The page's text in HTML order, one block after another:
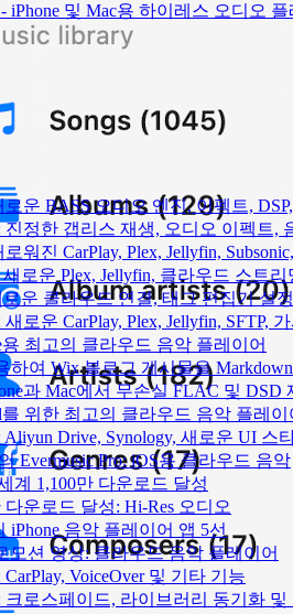
iPhone 및 Mac용 하이레스 오디오
로운 BASS 오디오 엔진, 이펙트,
진정한 갭리스 재생, 오디오 이펙트
로워진 CarPlay, Plex, Jellyfin,
새로운 Plex, Jellyfin, 클라우드 스트
로운 클라우드 연결, 태그 편집기 설
새로운 CarPlay, Plex, Jellyfin, SFTP,
용 최고의 클라우드 음악 플레이어
하여 Wix 블로그 게시물을
과 Mac에서 무손실 FLAC 및 DSD
를 위한 최고의 클라우드 음악 플레이
Aliyun Drive, Synology, 새로운 UI 스
Evermusic Pro: iOS용 클라우드 음악
계 1,100만 다운로드 달성
다운로드 달성: Hi-Res 오디오
iPhone 음악 플레이어 앱 5선
모션 영상: 클라우드 음악 플레이어
CarPlay, VoiceOver 및 기타 기능
크로스페이드, 라이브러리 동기화 및